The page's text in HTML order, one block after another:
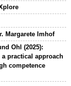
Margarete Imhof
Ohl (2025):
practical approach
competence